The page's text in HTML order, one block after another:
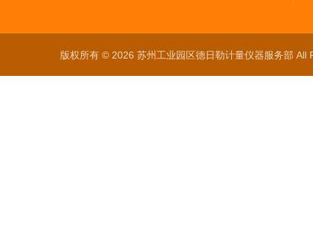
版权所有 © 2026 苏州工业园区德日勒计量仪器服务部